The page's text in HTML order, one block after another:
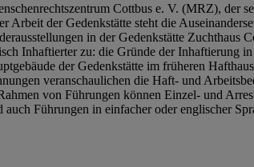
Cottbus e. V. (MRZ), der
der Gedenkstätte steht die
in der Gedenkstätte Zuchthaus
Inhaftierter zu: die Gründe der Inhaftierung
der Gedenkstätte im früheren
veranschaulichen die Haft- und
von Führungen können Einzel- und
Führungen in einfacher oder englischer